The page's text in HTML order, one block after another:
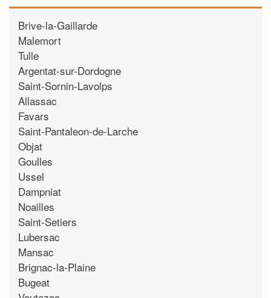
Brive-la-Gaillarde
Malemort
Tulle
Argentat-sur-Dordogne
Saint-Sornin-Lavolps
Allassac
Favars
Saint-Pantaleon-de-Larche
Objat
Goulles
Ussel
Dampniat
Noailles
Saint-Setiers
Lubersac
Mansac
Brignac-la-Plaine
Bugeat